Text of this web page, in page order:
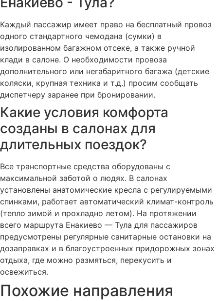
Каждый пассажир имеет право на бесплатный провоз
одного стандартного чемодана (сумки) в
изолированном багажном отсеке, а также ручной
клади в салоне. О необходимости провоза
дополнительного или негабаритного багажа (детские
коляски, крупная техника и т.д.) просим сообщать
диспетчеру заранее при бронировании.
Какие условия комфорта
созданы в салонах для
длительных поездок?
Все транспортные средства оборудованы с
максимальной заботой о людях. В салонах
установлены анатомические кресла с регулируемыми
спинками, работает автоматический климат-контроль
(тепло зимой и прохладно летом). На протяжении
всего маршрута Енакиево — Тула для пассажиров
предусмотрены регулярные санитарные остановки на
дозаправках и в благоустроенных придорожных зонах
отдыха, где можно размяться, перекусить и
освежиться.
Похожие направления